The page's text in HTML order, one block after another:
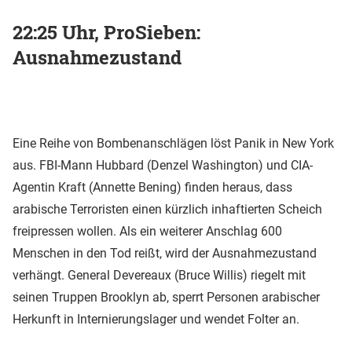
22:25 Uhr, ProSieben:
Ausnahmezustand
Eine Reihe von Bombenanschlägen löst Panik in New York
aus. FBI-Mann Hubbard (Denzel Washington) und CIA-
Agentin Kraft (Annette Bening) finden heraus, dass
arabische Terroristen einen kürzlich inhaftierten Scheich
freipressen wollen. Als ein weiterer Anschlag 600
Menschen in den Tod reißt, wird der Ausnahmezustand
verhängt. General Devereaux (Bruce Willis) riegelt mit
seinen Truppen Brooklyn ab, sperrt Personen arabischer
Herkunft in Internierungslager und wendet Folter an.